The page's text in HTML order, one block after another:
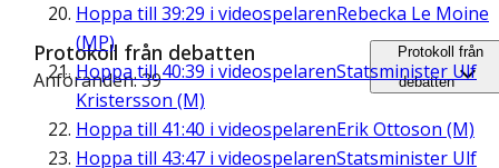
Hoppa till 39:29 i videospelarenRebecka Le Moine
(MP)
Hoppa till40:39 i videospelarenStatsminister Ulf
Kristersson (M)
Hoppa till 41:40 i videospelarenErik Ottoson (M)
Hoppa till 43:47 i videospelarenStatsminister Ulf
Protokoll från debatten
Anföranden: 39
Protokoll från
debatten